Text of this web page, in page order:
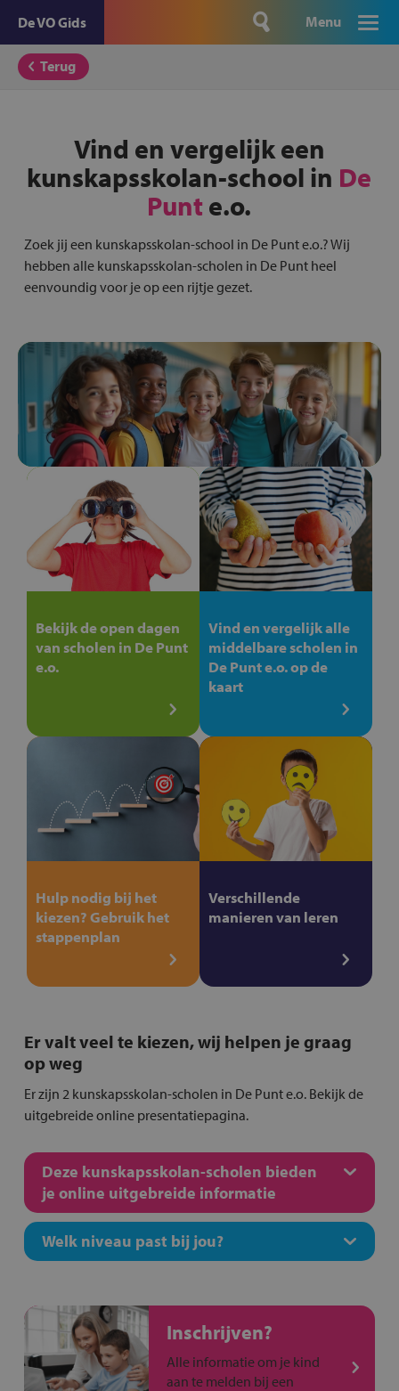
De VO Gids Menu
Terug
Vind en vergelijk een
kunskapsskolan-school in De
Punt e.o.
Zoek jij een kunskapsskolan-school in De Punt e.o.? Wij
hebben alle kunskapsskolan-scholen in De Punt heel
eenvoundig voor je op een rijtje gezet.
Bekijk de open dagen
van scholen in De Punt
e.o.
Vind en vergelijk alle
middelbare scholen in
De Punt e.o. op de
kaart
Hulp nodig bij het
kiezen? Gebruik het
stappenplan
Verschillende
manieren van leren
Er valt veel te kiezen, wij helpen je graag
op weg
Er zijn 2 kunskapsskolan-scholen in De Punt e.o. Bekijk de
uitgebreide online presentatiepagina.
Deze kunskapsskolan-scholen bieden
je online uitgebreide informatie
Welk niveau past bij jou?
Inschrijven?
Alle informatie om je kind
aan te melden bij een